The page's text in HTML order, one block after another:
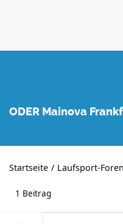
Startplatz
ODER Mainova
Startseite Laufsport-Foren
1 Beitrag